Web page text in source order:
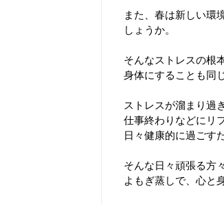
また、春は新しい環
しょうか。
そんなストレスの根
身体にすることも同
ストレスが溜まり過
仕事終わりなどにリ
日々健康的に過ごす
そんな日々頑張る方
よもぎ蒸しで、心と